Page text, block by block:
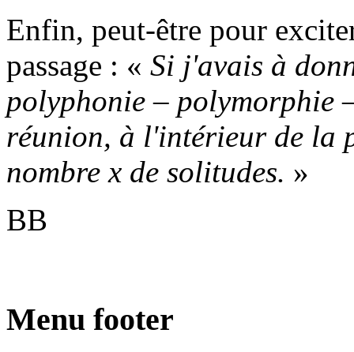
Enfin, peut-être pour
passage : « Si j'avais à
polyphonie – polymorphie
réunion, à l'intérieur de la
nombre x de solitudes. »
BB
Menu footer